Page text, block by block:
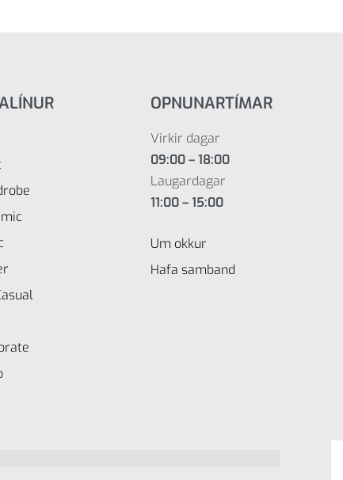
OPNUNARTÍMAR
Virkir dagar
09:00 – 18:00
Laugardagar
11:00 – 15:00
Um okkur
Hafa samband